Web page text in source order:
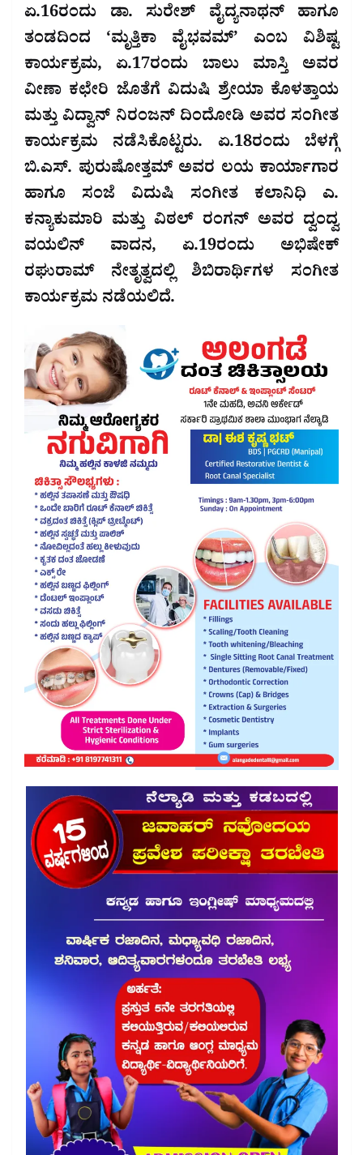
ಏ.16ರಂದು ಡಾ. ಸುರೇಶ್ ವೈದ್ಯನಾಥನ್ ಹಾಗೂ
ತಂಡದಿಂದ ‘ಮೃತ್ತಿಕಾ ವೈಭವಮ್’ ಎಂಬ ವಿಶಿಷ್ಟ
ಕಾರ್ಯಕ್ರಮ, ಏ.17ರಂದು ಬಾಲು ಮಾಸ್ತಿ ಅವರ
ವೀಣಾ ಕಛೇರಿ ಜೊತೆಗೆ ವಿದುಷಿ ಶ್ರೇಯಾ ಕೊಳತ್ತಾಯ
ಮತ್ತು ವಿದ್ವಾನ್ ನಿರಂಜನ್ ದಿಂದೋಡಿ ಅವರ ಸಂಗೀತ
ಕಾರ್ಯಕ್ರಮ ನಡೆಸಿಕೊಟ್ಟರು. ಏ.18ರಂದು ಬೆಳಗ್ಗೆ
ಬಿ.ಎಸ್. ಪುರುಷೋತ್ತಮ್ ಅವರ ಲಯ ಕಾರ್ಯಾಗಾರ
ಹಾಗೂ ಸಂಜೆ ವಿದುಷಿ ಸಂಗೀತ ಕಲಾನಿಧಿ ಎ.
ಕನ್ಯಾಕುಮಾರಿ ಮತ್ತು ವಿಠಲ್ ರಂಗನ್ ಅವರ ದ್ವಂದ್ವ
ವಯಲಿನ್ ವಾದನ, ಏ.19ರಂದು ಅಭಿಷೇಕ್
ರಘುರಾಮ್ ನೇತೃತ್ವದಲ್ಲಿ ಶಿಬಿರಾರ್ಥಿಗಳ ಸಂಗೀತ
ಕಾರ್ಯಕ್ರಮ ನಡೆಯಲಿದೆ.